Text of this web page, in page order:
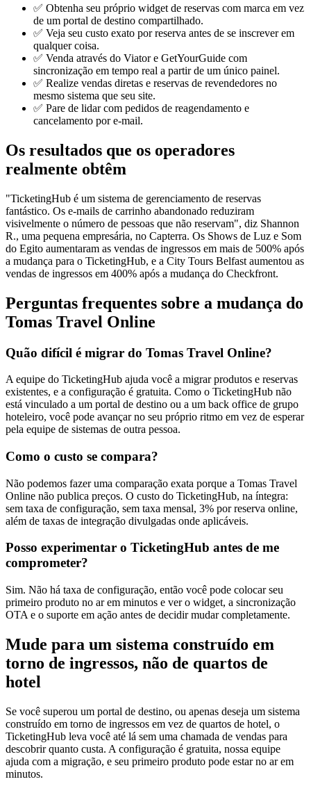
✅ Obtenha seu próprio widget de reservas com marca em vez
de um portal de destino compartilhado.
✅ Veja seu custo exato por reserva antes de se inscrever em
qualquer coisa.
✅ Venda através do Viator e GetYourGuide com
sincronização em tempo real a partir de um único painel.
✅ Realize vendas diretas e reservas de revendedores no
mesmo sistema que seu site.
✅ Pare de lidar com pedidos de reagendamento e
cancelamento por e-mail.
Os resultados que os operadores
realmente obtêm
"TicketingHub é um sistema de gerenciamento de reservas
fantástico. Os e-mails de carrinho abandonado reduziram
visivelmente o número de pessoas que não reservam", diz Shannon
R., uma pequena empresária, no Capterra. Os Shows de Luz e Som
do Egito aumentaram as vendas de ingressos em mais de 500% após
a mudança para o TicketingHub, e a City Tours Belfast aumentou as
vendas de ingressos em 400% após a mudança do Checkfront.
Perguntas frequentes sobre a mudança do
Tomas Travel Online
Quão difícil é migrar do Tomas Travel Online?
A equipe do TicketingHub ajuda você a migrar produtos e reservas
existentes, e a configuração é gratuita. Como o TicketingHub não
está vinculado a um portal de destino ou a um back office de grupo
hoteleiro, você pode avançar no seu próprio ritmo em vez de esperar
pela equipe de sistemas de outra pessoa.
Como o custo se compara?
Não podemos fazer uma comparação exata porque a Tomas Travel
Online não publica preços. O custo do TicketingHub, na íntegra:
sem taxa de configuração, sem taxa mensal, 3% por reserva online,
além de taxas de integração divulgadas onde aplicáveis.
Posso experimentar o TicketingHub antes de me
comprometer?
Sim. Não há taxa de configuração, então você pode colocar seu
primeiro produto no ar em minutos e ver o widget, a sincronização
OTA e o suporte em ação antes de decidir mudar completamente.
Mude para um sistema construído em
torno de ingressos, não de quartos de
hotel
Se você superou um portal de destino, ou apenas deseja um sistema
construído em torno de ingressos em vez de quartos de hotel, o
TicketingHub leva você até lá sem uma chamada de vendas para
descobrir quanto custa. A configuração é gratuita, nossa equipe
ajuda com a migração, e seu primeiro produto pode estar no ar em
minutos.